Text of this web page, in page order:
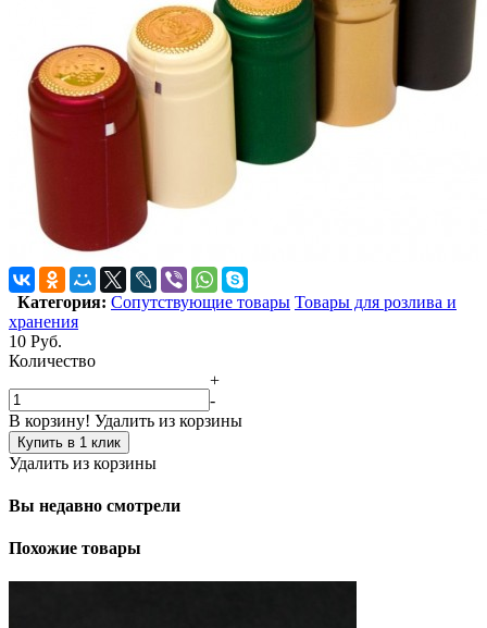
Категория: Сопутствующие товары Товары для розлива и
хранения
10 Руб.
Количество
+
-
В корзину! Удалить из корзины
Купить в 1 клик
Удалить из корзины
Вы недавно смотрели
Похожие товары